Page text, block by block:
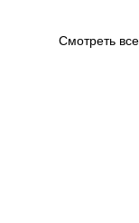
Смотреть все